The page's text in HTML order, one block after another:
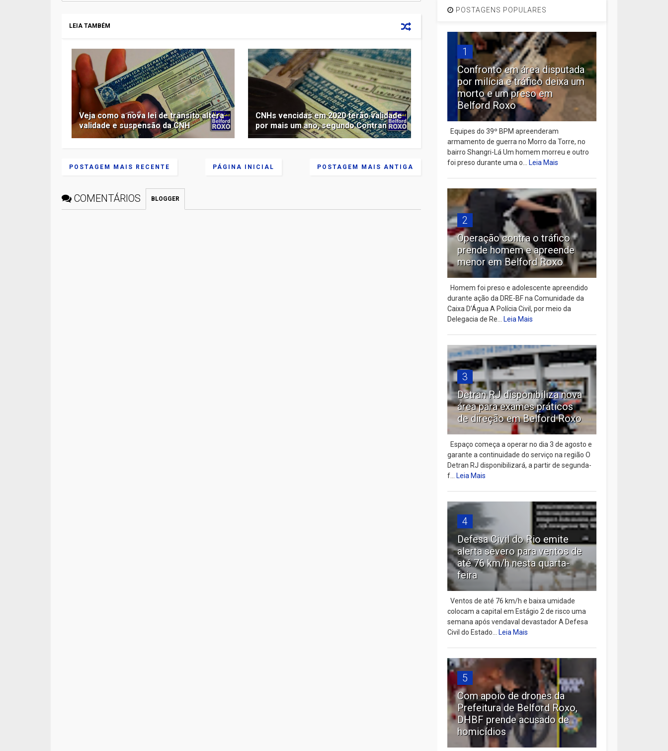
LEIA TAMBÉM
Veja como a nova lei de trânsito altera
validade e suspensão da CNH
CNHs vencidas em 2020 terão validade
por mais um ano, segundo Contran
POSTAGEM MAIS RECENTE POSTAGEM MAIS ANTIGA
PÁGINA INICIAL
COMENTÁRIOS BLOGGER
POSTAGENS POPULARES
1
Confronto em área disputada
por milícia e tráfico deixa um
morto e um preso em
Belford Roxo
Equipes do 39º BPM apreenderam
armamento de guerra no Morro da Torre, no
bairro Shangri-Lá Um homem morreu e outro
foi preso durante uma o...Leia Mais
2
Operação contra o tráfico
prende homem e apreende
menor em Belford Roxo
Homem foi preso e adolescente apreendido
durante ação da DRE-BF na Comunidade da
Caixa D’Água A Polícia Civil, por meio da
Delegacia de Re...Leia Mais
3
Detran RJ disponibiliza nova
área para exames práticos
de direção em Belford Roxo
Espaço começa a operar no dia 3 de agosto e
garante a continuidade do serviço na região O
Detran RJ disponibilizará, a partir de segunda-
f...Leia Mais
4
Defesa Civil do Rio emite
alerta severo para ventos de
até 76 km/h nesta quarta-
feira
Ventos de até 76 km/h e baixa umidade
colocam a capital em Estágio 2 de risco uma
semana após vendaval devastador A Defesa
Civil do Estado...Leia Mais
5
Com apoio de drones da
Prefeitura de Belford Roxo,
DHBF prende acusado de
homicídios